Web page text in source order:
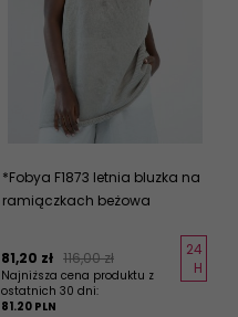
*Fobya F1873 letnia bluzka na
ramiączkach beżowa
81,20 zł 116,00 zł
Najniższa cena produktu z
ostatnich 30 dni:
81.20 PLN
24
H